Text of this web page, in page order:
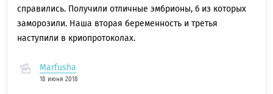
справились. Получили отличные эмбрионы, 6 из которых
заморозили. Наша вторая беременность и третья
наступили в криопротоколах.
Marfusha
18 июня 2018